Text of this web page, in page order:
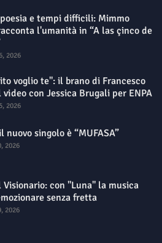
e tempi difficili: Mimmo
l'umanità in “A las çinco de
2026
voglio te": il brano di Francesco
video con Jessica Brugali per ENPA
2026
nuovo singolo è “MUFASA”
2026
Visionario: con "Luna" la musica
senza fretta
2026